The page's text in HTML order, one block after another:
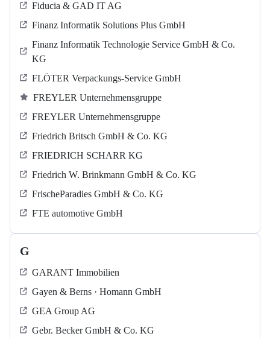
Fiducia & GAD IT AG
Finanz Informatik Solutions Plus GmbH
Finanz Informatik Technologie Service GmbH & Co.
KG
FLÖTER Verpackungs-Service GmbH
FREYLER Unternehmensgruppe
FREYLER Unternehmensgruppe
Friedrich Britsch GmbH & Co. KG
FRIEDRICH SCHARR KG
Friedrich W. Brinkmann GmbH & Co. KG
FrischeParadies GmbH & Co. KG
FTE automotive GmbH
G
GARANT Immobilien
Gayen & Berns · Homann GmbH
GEA Group AG
Gebr. Becker GmbH & Co. KG